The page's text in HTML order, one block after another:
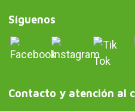
Síguenos
Contacto y atención al